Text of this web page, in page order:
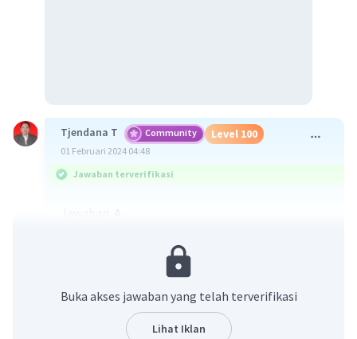
Tjendana T Community Level 100
01 Februari 2024 04:48
Jawaban terverifikasi
5 J = 5/4,18
= 1,19 kal
Buka akses jawaban yang telah terverifikasi
Lihat Iklan